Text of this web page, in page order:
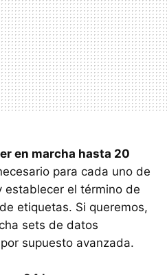
en marcha hasta 20
para cada uno de
establecer el término de
etiquetas. Si queremos,
sets de datos
supuesto avanzada.